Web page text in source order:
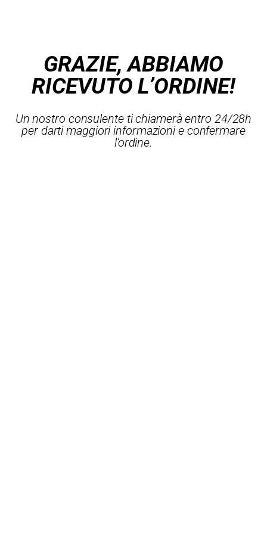
GRAZIE, ABBIAMO
RICEVUTO L’ORDINE!
Un nostro consulente ti chiamerà entro 24/28h
per darti maggiori informazioni e confermare
l’ordine.